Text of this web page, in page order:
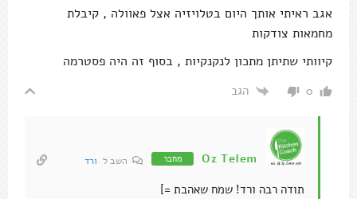
אגב ראיתי אותך היום בטלויזיה אצל פאוולה , קיבלת
מחמאות צודקות
קיוותי שתיתן מתכון לנקנקיות , בסוף זה היה פסטרמה
0 הגב
Oz Telem מחבר השב ל ורד
תודה רבה ורד! שמח שאהבת =]